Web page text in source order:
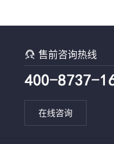
售前咨询热线
在线咨询